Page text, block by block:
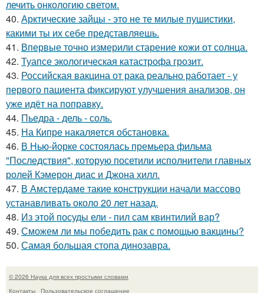
лечить онкологию светом.
40. Арктические зайцы - это не те милые пушистики,
какими ты их себе представляешь.
41. Впервые точно измерили старение кожи от солнца.
42. Туапсе экологическая катастрофа грозит.
43. Российская вакцина от рака реально работает - у
первого пациента фиксируют улучшения анализов, он
уже идёт на поправку.
44. Пьедра - дель - соль.
45. На Кипре накаляется обстановка.
46. В Нью-йорке состоялась премьера фильма
"Последствия", которую посетили исполнители главных
ролей Кэмерон диас и Джона хилл.
47. В Амстердаме такие конструкции начали массово
устанавливать около 20 лет назад.
48. Из этой посуды ели - пил сам квинтилий вар?
49. Сможем ли мы победить рак с помощью вакцины?
50. Самая большая стопа динозавра.
© 2026 Наука для всех простыми словами
Контакты
Пользовательское соглашение